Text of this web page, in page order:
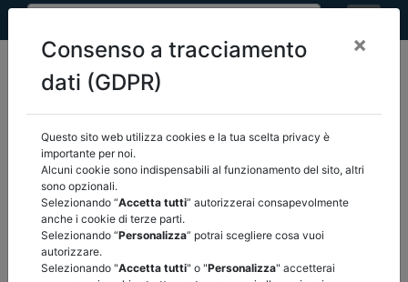
home eventi/torna indietro
EVENTI
Consenso a tracciamento
dati (GDPR)
×
Questo sito web utilizza cookies e la tua scelta privacy è
importante per noi.
Alcuni cookie sono indispensabili al funzionamento del sito, altri
sono opzionali.
Selezionando “Accetta tutti” autorizzerai consapevolmente
anche i cookie di terze parti.
Selezionando “Personalizza” potrai scegliere cosa vuoi
autorizzare.
Selezionando "Accetta tutti" o "Personalizza" accetterai